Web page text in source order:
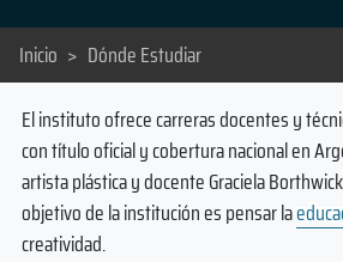
Inicio > Dónde Estudiar
El instituto ofrece carreras docentes y
con título oficial y cobertura nacional en
artista plástica y docente Graciela
objetivo de la institución es pensar la
creatividad.